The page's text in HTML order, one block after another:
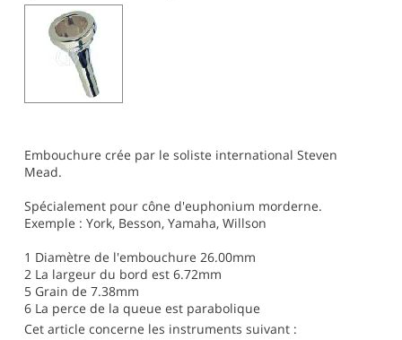
Embouchure crée par le soliste international Steven
Mead.
Spécialement pour cône d'euphonium morderne.
Exemple : York, Besson, Yamaha, Willson
1 Diamètre de l'embouchure 26.00mm
2 La largeur du bord est 6.72mm
5 Grain de 7.38mm
6 La perce de la queue est parabolique
Cet article concerne les instruments suivant :